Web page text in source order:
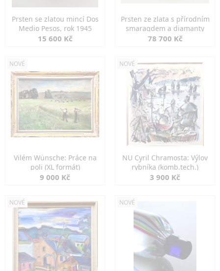
Prsten se zlatou mincí Dos
Medio Pesos, rok 1945
15 600 Kč
Prsten ze zlata s přírodním
smaragdem a diamanty
78 700 Kč
NOVÉ
Vilém Wünsche: Práce na
poli (XL formát)
9 000 Kč
NOVÉ
NU Cyril Chramosta: Výlov
rybníka (komb.tech.)
3 900 Kč
NOVÉ NOVÉ